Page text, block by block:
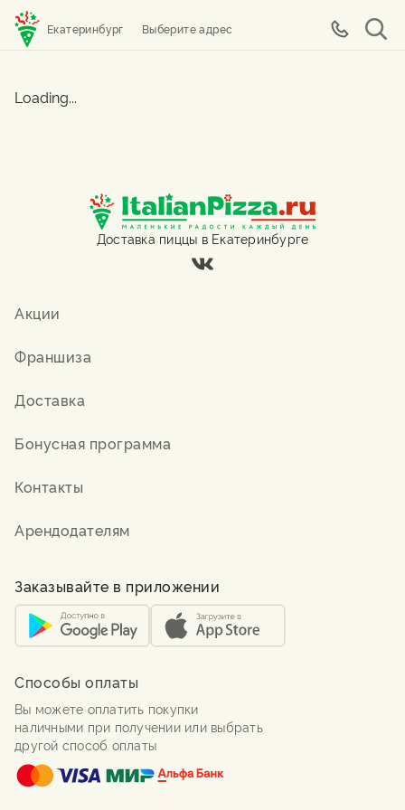
Екатеринбург Выберите адрес
Loading...
Доставка пиццы в Екатеринбурге
Акции
Франшиза
Доставка
Бонусная программа
Контакты
Арендодателям
Заказывайте в приложении
Способы оплаты
Вы можете оплатить покупки
наличными при получении или выбрать
другой способ оплаты